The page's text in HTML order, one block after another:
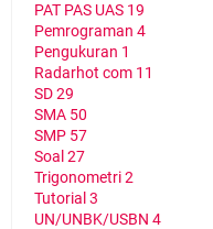
PAT PAS UAS 19
Pemrograman 4
Pengukuran 1
Radarhot com 11
SD29
SMA 50
SMP 57
Soal 27
Trigonometri2
Tutorial 3
UN/UNBK/USBN 4